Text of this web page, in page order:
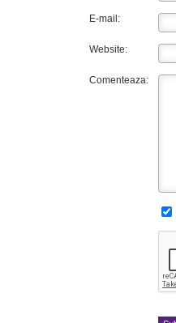
E-mail:
Website:
Comenteaza: